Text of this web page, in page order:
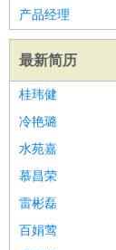
产品经理
最新简历
桂玮健
冷艳璐
水苑嘉
慕昌荣
雷彬磊
百娟莺